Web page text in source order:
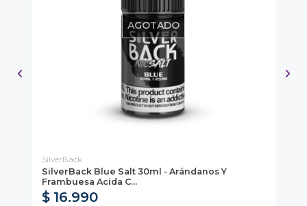
AGOTADO
SilverBack
SilverBack Blue Salt 30ml - Arándanos Y
Frambuesa Acida C...
$ 16.990